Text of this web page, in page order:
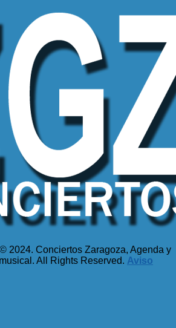
2024. Conciertos Zaragoza, Agenda y
All Rights Reserved. Aviso